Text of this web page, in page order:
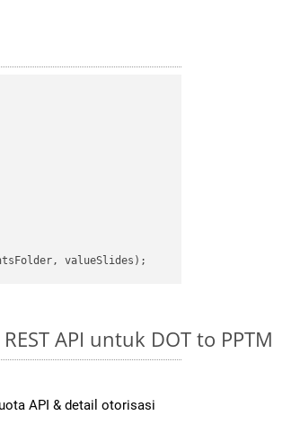
API untuk DOT to PPTM
API & detail otorisasi